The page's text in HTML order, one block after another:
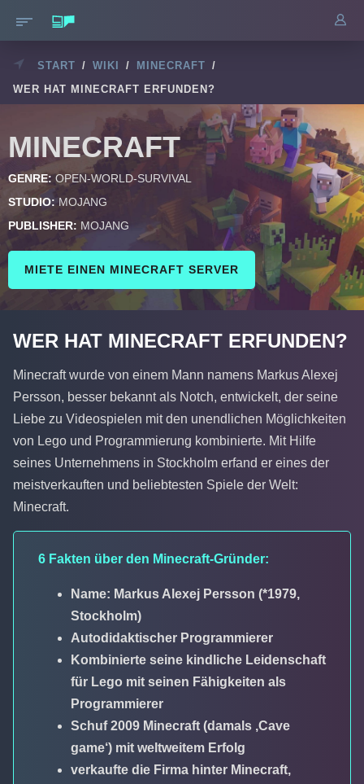
START / WIKI / MINECRAFT /
WER HAT MINECRAFT ERFUNDEN?
MINECRAFT
GENRE: OPEN-WORLD-SURVIVAL
STUDIO: MOJANG
PUBLISHER: MOJANG
MIETE EINEN MINECRAFT SERVER
WER HAT MINECRAFT ERFUNDEN?
Minecraft wurde von einem Mann namens Markus Alexej
Persson, besser bekannt als Notch, entwickelt, der seine
Liebe zu Videospielen mit den unendlichen Möglichkeiten
von Lego und Programmierung kombinierte. Mit Hilfe
seines Unternehmens in Stockholm erfand er eines der
meistverkauften und beliebtesten Spiele der Welt:
Minecraft.
6 Fakten über den Minecraft-Gründer:
Name: Markus Alexej Persson (*1979,
Stockholm)
Autodidaktischer Programmierer
Kombinierte seine kindliche Leidenschaft
für Lego mit seinen Fähigkeiten als
Programmierer
Schuf 2009 Minecraft (damals ‚Cave
game‘) mit weltweitem Erfolg
verkaufte die Firma hinter Minecraft,